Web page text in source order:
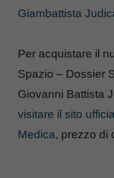
Giambattista
Per acquistare il
Spazio – Dossier
Giovanni Battista
visitare il sito
Medica, prezzo di